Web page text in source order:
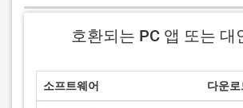
호환되는 PC 앱 또는 대
소프트웨어 다운로